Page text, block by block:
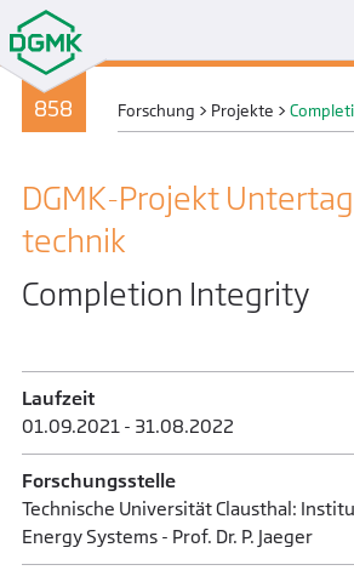
858 Forschung > Projekte >
DGMK-Projekt
technik
Completion Integrity
Laufzeit
01.09.2021 - 31.08.2022
Forschungsstelle
Technische Universität Clausthal:
Energy Systems - Prof. Dr. P. Jaeger